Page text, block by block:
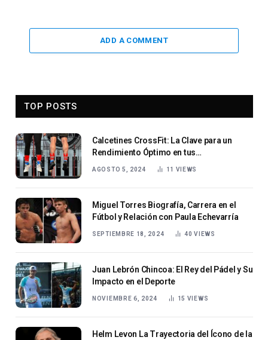
ADD A COMMENT
TOP POSTS
Calcetines CrossFit: La Clave para un
Rendimiento Óptimo en tus
AGOSTO 5, 2024 11 VIEWS
Miguel Torres Biografía, Carrera en el
Fútbol y Relación con Paula Echevarría
SEPTIEMBRE 18, 2024 40VIEWS
Juan Lebrón Chincoa: El Rey del Pádel y Su
Impacto en el Deporte
NOVIEMBRE 6, 2024 15 VIEWS
Helm Levon La Trayectoria del Ícono de la